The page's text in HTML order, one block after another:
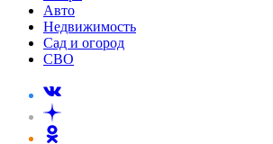
Авто
Недвижимость
Сад и огород
СВО